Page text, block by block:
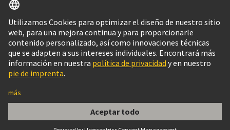
Argentina Español
© Grupo Tecnológico HARTING
Configuración de cookies